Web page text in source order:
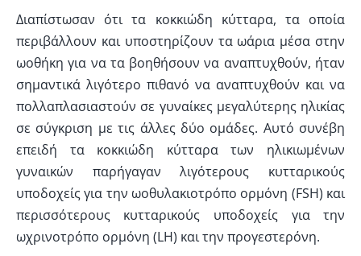
Διαπίστωσαν ότι τα κοκκιώδη κύτταρα, τα οποία
περιβάλλουν και υποστηρίζουν τα ωάρια μέσα στην
ωοθήκη για να τα βοηθήσουν να αναπτυχθούν, ήταν
σημαντικά λιγότερο πιθανό να αναπτυχθούν και να
πολλαπλασιαστούν σε γυναίκες μεγαλύτερης ηλικίας
σε σύγκριση με τις άλλες δύο ομάδες. Αυτό συνέβη
επειδή τα κοκκιώδη κύτταρα των ηλικιωμένων
γυναικών παρήγαγαν λιγότερους κυτταρικούς
υποδοχείς για την ωοθυλακιοτρόπο ορμόνη (FSH) και
περισσότερους κυτταρικούς υποδοχείς για την
ωχρινοτρόπο ορμόνη (LH) και την προγεστερόνη.